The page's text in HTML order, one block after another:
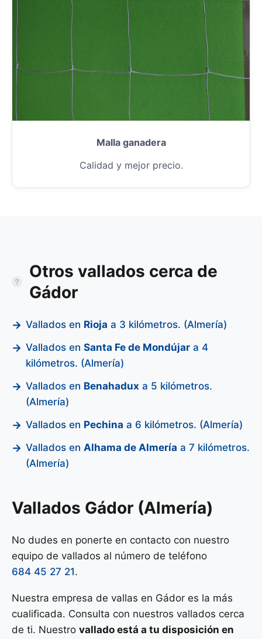
Malla ganadera
Calidad y mejor precio.
Otros vallados cerca de
Gádor
Vallados en Rioja a 3 kilómetros. (Almería)
Vallados en Santa Fe de Mondújar a 4
kilómetros. (Almería)
Vallados en Benahadux a 5 kilómetros.
(Almería)
Vallados en Pechina a 6 kilómetros. (Almería)
Vallados en Alhama de Almería a 7 kilómetros.
(Almería)
Vallados Gádor (Almería)
No dudes en ponerte en contacto con nuestro
equipo de vallados al número de teléfono
684 45 27 21.
Nuestra empresa de vallas en Gádor es la más
cualificada. Consulta con nuestros vallados cerca
de ti. Nuestro vallado está a tu disposición en